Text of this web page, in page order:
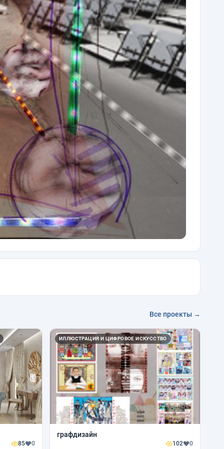
Все проекты →
85 0
ИЛЛЮСТРАЦИЯ И ЦИФРОВОЕ ИСКУССТВО
графдизайн
102 0